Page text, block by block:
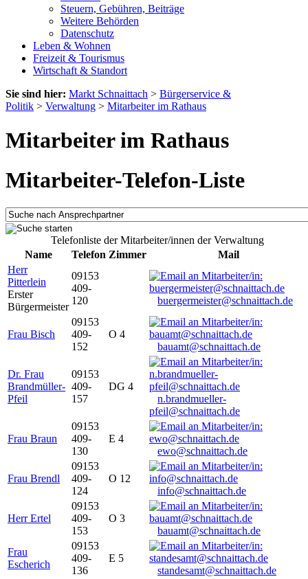
Steuern, Gebühren, Beiträge
Weitere Behörden
Datenschutz
Leben & Wohnen
Freizeit & Tourismus
Wirtschaft & Standort
Sie sind hier: Markt Schnaittach > Bürgerservice &
Politik > Verwaltung > Mitarbeiter im Rathaus
Mitarbeiter im Rathaus
Mitarbeiter-Telefon-Liste
Telefonliste der Mitarbeiter/innen der Verwaltung
Name
Telefon Zimmer
Mail
Herr
Pitterlein
Erster
Bürgermeister
09153
409-
120
buergermeister@schnaittach.de
Frau Bisch
09153
409-
152
O 4
bauamt@schnaittach.de
Dr. Frau
Brandmüller-
Pfeil
09153
409-
157
DG 4
n.brandmueller-
pfeil@schnaittach.de
Frau Braun
09153
409-
130
E 4
ewo@schnaittach.de
Frau Brendl
09153
409-
124
O 12
info@schnaittach.de
Herr Ertel
09153
409-
153
O 3
bauamt@schnaittach.de
Frau
Escherich
09153
409-
136
E 5
standesamt@schnaittach.de